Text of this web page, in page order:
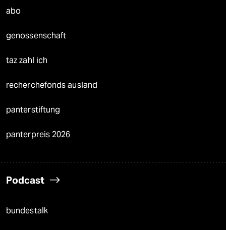
abo
genossenschaft
taz zahl ich
recherchefonds ausland
panterstiftung
panterpreis 2026
Podcast
bundestalk